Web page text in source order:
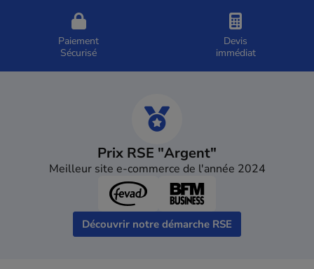
Paiement
Sécurisé
Devis
immédiat
Prix RSE "Argent"
Meilleur site e-commerce de l'année 2024
Découvrir notre démarche RSE